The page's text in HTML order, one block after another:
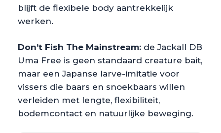
blijft de flexibele body aantrekkelijk
werken.
Don’t Fish The Mainstream: de Jackall DB
Uma Free is geen standaard creature bait,
maar een Japanse larve-imitatie voor
vissers die baars en snoekbaars willen
verleiden met lengte, flexibiliteit,
bodemcontact en natuurlijke beweging.